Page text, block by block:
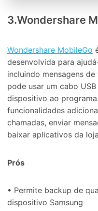
50M+ usuários,
Desbloqueie e
Tecnologia de IA,
3.Wondershare
Wondershare MobileGo
desenvolvida para
incluindo mensagens
pode usar um cabo
dispositivo ao
funcionalidades
chamadas, enviar
baixar aplicativos da
Prós
• Permite backup de
dispositivo Samsung